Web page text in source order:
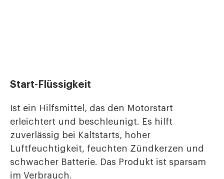
Start-Flüssigkeit
Ist ein Hilfsmittel, das den Motorstart
erleichtert und beschleunigt. Es hilft
zuverlässig bei Kaltstarts, hoher
Luftfeuchtigkeit, feuchten Zündkerzen und
schwacher Batterie. Das Produkt ist sparsam
im Verbrauch.